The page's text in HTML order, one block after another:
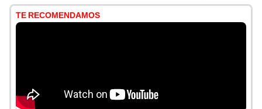
TE RECOMENDAMOS